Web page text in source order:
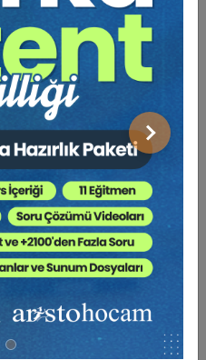
Sonraki
1290 TL / Aylık